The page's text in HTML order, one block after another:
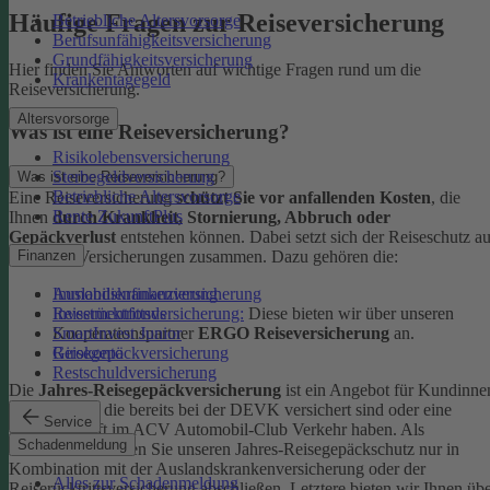
Betriebliche Altersvorsorge
Berufsunfähigkeitsversicherung
Grundfähigkeitsversicherung
Krankentagegeld
Altersvorsorge
Risikolebensversicherung
Sterbegeldversicherung
Betriebliche Altersvorsorge
Rente ZukunftPlus
Finanzen
Immobilienfinanzierung
Investmentfonds
SmartInvest Junior
Girokonto
Restschuldversicherung
Service
Schadenmeldung
Alles zur Schadenmeldung
Häufige Fragen zur Reiseversicherung
Hier finden Sie Antworten auf wichtige Fragen rund um die
Reiseversicherung.
Was ist eine Reiseversicherung?
Was ist eine Reiseversicherung?
Eine Reiseversicherungschützt Sie vor anfallenden Kosten, die
Ihnen durch Krankheit, Stornierung, Abbruch oder
Gepäckverlust entstehen können. Dabei setzt sich der Reiseschutz
mehreren Versicherungen zusammen. Dazu gehören die:
Auslandskrankenversicherung
Reiserücktrittsversicherung: Diese bieten wir über unseren
Kooperationspartner ERGO Reiseversicherung an.
Reisegepäckversicherung
Die Jahres-Reisegepäckversicherung ist ein Angebot für
und Kunden, die bereits bei der DEVK versichert sind oder eine
Mitgliedschaft im ACV Automobil-Club Verkehr haben. Als
Neukund:in können Sie unseren Jahres-Reisegepäckschutz nur in
Kombination mit der Auslandskrankenversicherung oder der